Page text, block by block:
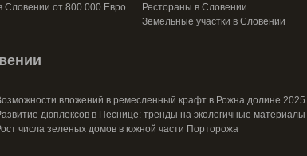
Словении от 800 000 Евро
Рестораны в Словении
Земельные участки в Словении
вложений в ремесленный крафт в Рожна долине 2025
дюплексов в Песнице: тренды на экологичные материалы
числа зеленых домов в южной части Порторожа